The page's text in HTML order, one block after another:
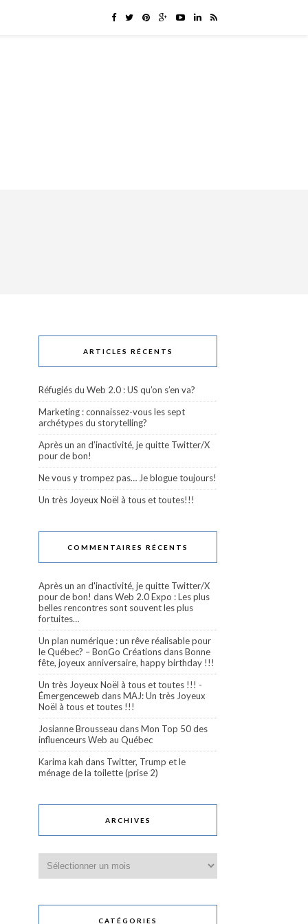
ARTICLES RÉCENTS
Réfugiés du Web 2.0 : US qu’on s’en va?
Marketing : connaissez-vous les sept
archétypes du storytelling?
Après un an d’inactivité, je quitte Twitter/X
pour de bon!
Ne vous y trompez pas… Je blogue toujours!
Un très Joyeux Noël à tous et toutes!!!
COMMENTAIRES RÉCENTS
Après un an d'inactivité, je quitte Twitter/X
pour de bon! dansWeb 2.0 Expo : Les plus
belles rencontres sont souvent les plus
fortuites…
Un plan numérique : un rêve réalisable pour
le Québec? – BonGo CréationsdansBonne
fête, joyeux anniversaire, happy birthday !!!
Un très Joyeux Noël à tous et toutes !!! -
Émergenceweb dansMAJ: Un très Joyeux
Noël à tous et toutes !!!
Josianne Brousseau dansMon Top 50 des
influenceurs Web au Québec
Karima kah dans Twitter, Trump et le
ménage de la toilette (prise 2)
ARCHIVES
CATÉGORIES